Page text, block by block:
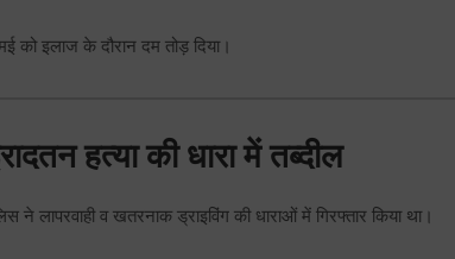
को इलाज के दौरान दम तोड़ दिया।
हत्या की धारा में तब्दील
ने लापरवाही व खतरनाक ड्राइविंग की धाराओं में गिरफ्तार किया था।